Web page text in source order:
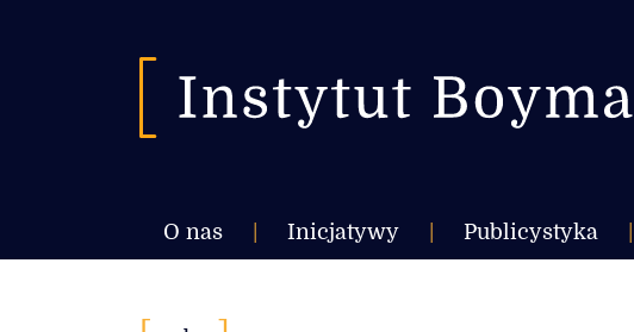
O nas Inicjatywy Publicystyka